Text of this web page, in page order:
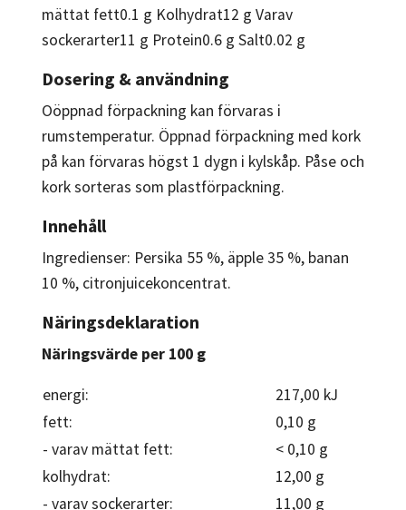
mättat fett0.1 g Kolhydrat12 g Varav
sockerarter11 g Protein0.6 g Salt0.02 g
Dosering & användning
Oöppnad förpackning kan förvaras i
rumstemperatur. Öppnad förpackning med kork
på kan förvaras högst 1 dygn i kylskåp. Påse och
kork sorteras som plastförpackning.
Innehåll
Ingredienser: Persika 55 %, äpple 35 %, banan
10 %, citronjuicekoncentrat.
Näringsdeklaration
Näringsvärde per 100 g
energi:
217,00 kJ
fett:
0,10 g
- varav mättat fett:
< 0,10 g
kolhydrat:
12,00 g
- varav sockerarter:
11,00 g